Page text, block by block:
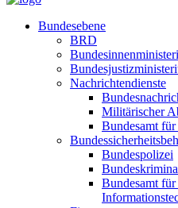
Bundesebene
BRD
Nachrichtendienste
Militärischer
Bundesamt für
Bundespolizei
Bundesamt